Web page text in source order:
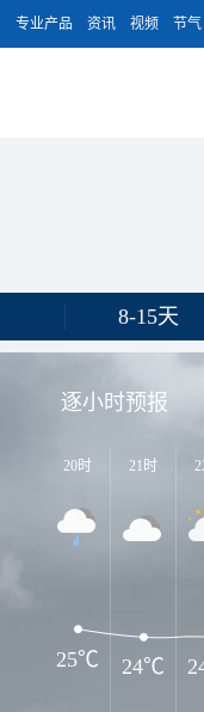
专业产品 资讯 视频 节气
8-15天
逐小时预报
20时 21时
25℃ 24℃